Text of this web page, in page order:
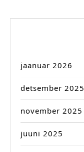
jaanuar 2026
detsember 2025
november 2025
juuni 2025